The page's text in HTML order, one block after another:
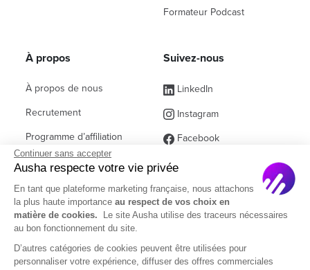
Formateur Podcast
À propos
À propos de nous
Recrutement
Programme d’affiliation
Contact commercial
Partenaires
Questions fréquentes
Suivez-nous
LinkedIn
Instagram
Facebook
(ex Twitter)
Continuer sans accepter
Ausha respecte votre vie privée
En tant que plateforme marketing française, nous attachons
la plus haute importance au respect de vos choix en
matière de cookies.
Le site Ausha utilise des traceurs nécessaires
au bon fonctionnement du site.
D’autres catégories de cookies peuvent être utilisées pour
personnaliser votre expérience, diffuser des offres commerciales